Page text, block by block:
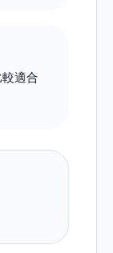
適合